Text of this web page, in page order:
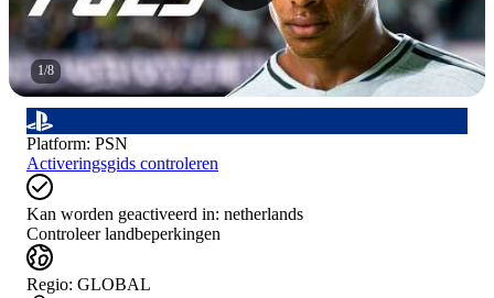
1/8
Platform: PSN
Activeringsgids controleren
Kan worden geactiveerd in: netherlands
Controleer landbeperkingen
Regio: GLOBAL